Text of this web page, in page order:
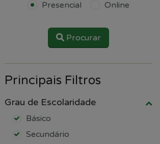
Presencial Online
Procurar
Principais Filtros
Grau de Escolaridade
Básico
Secundário